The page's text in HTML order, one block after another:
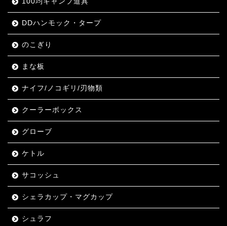
DDハンモック・タープ
のこぎり
まな板
ナイフ/ノコギリ/刃物類
クーラーボックス
グローブ
ケトル
サコッシュ
シェラカップ・マグカップ
シュラフ